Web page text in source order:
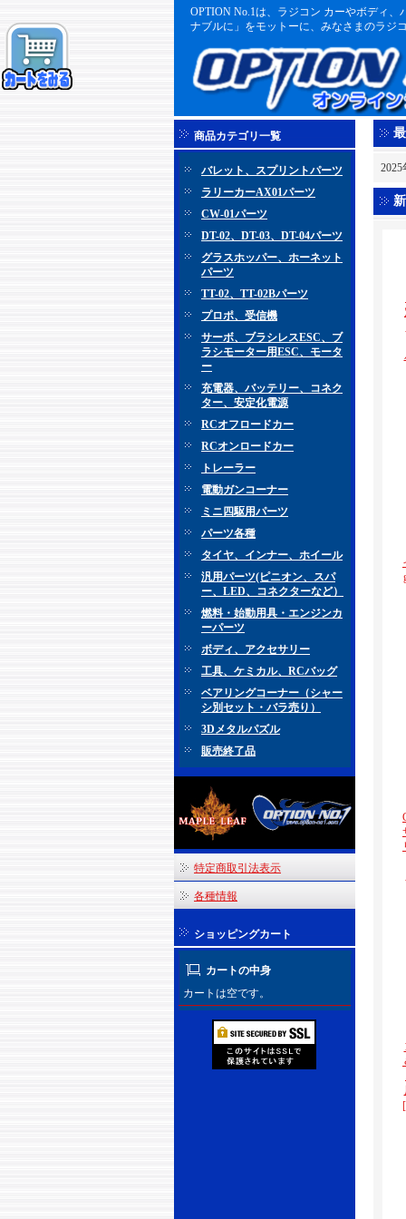
OPTION No.1は、ラジコン カーやボディ
ナブルに」をモットーに、みなさまのラジ
商品カテゴリ一覧
バレット、スプリントパーツ
ラリーカーAX01パーツ
CW-01パーツ
DT-02、DT-03、DT-04パーツ
グラスホッパー、ホーネット
パーツ
TT-02、TT-02Bパーツ
プロポ、受信機
サーボ、ブラシレスESC、ブ
ラシモーター用ESC、モータ
ー
充電器、バッテリー、コネク
ター、安定化電源
RCオフロードカー
RCオンロードカー
トレーラー
電動ガンコーナー
ミニ四駆用パーツ
パーツ各種
タイヤ、インナー、ホイール
汎用パーツ(ピニオン、スパ
ー、LED、コネクターなど）
燃料・始動用具・エンジンカ
ーパーツ
ボディ、アクセサリー
工具、ケミカル、RCバッグ
ベアリングコーナー（シャー
シ別セット・バラ売り）
3Dメタルパズル
販売終了品
特定商取引法表示
各種情報
ショッピングカート
カートの中身
カートは空です。